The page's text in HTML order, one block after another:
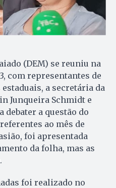
(DEM) se reuniu na
com representantes de
a secretária da
Junqueira Schmidt e
debater a questão do
ao mês de
foi apresentada
da folha, mas as
foi realizado no